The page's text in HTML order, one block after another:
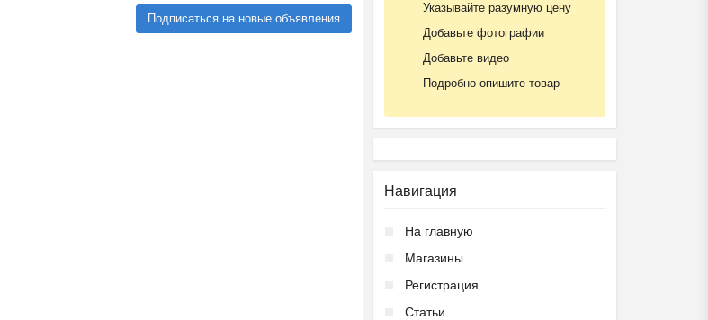
Подписаться на новые объявления
Указывайте разумную цену
Добавьте фотографии
Добавьте видео
Подробно опишите товар
Навигация
На главную
Магазины
Регистрация
Статьи